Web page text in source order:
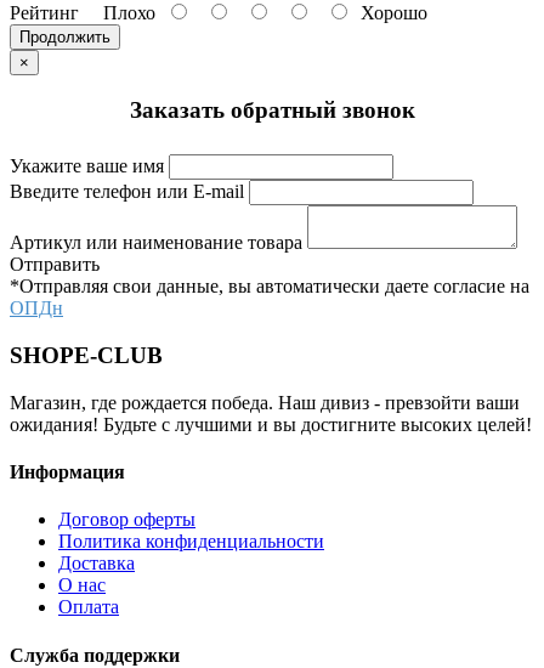
Рейтинг Плохо Хорошо
Продолжить
×
Заказать обратный звонок
Укажите ваше имя
Введите телефон или E-mail
Артикул или наименование товара
Отправить
*Отправляя свои данные, вы автоматически даете согласие на
ОПДн
SHOPE-CLUB
Магазин, где рождается победа. Наш дивиз - превзойти ваши
ожидания! Будьте с лучшими и вы достигните высоких целей!
Информация
Договор оферты
Политика конфиденциальности
Доставка
О нас
Оплата
Служба поддержки